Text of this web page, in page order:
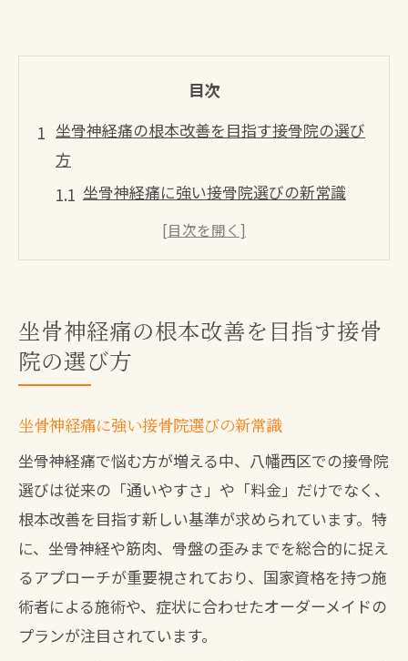
目次
坐骨神経痛の根本改善を目指す接骨院の選び
方
坐骨神経痛に強い接骨院選びの新常識
八幡西区で接骨院を比較する際の注目点
接骨院の国家資格スタッフがいる安心感
根本改善へ導く接骨院の施術内容とは
安心して通える八幡西区の接骨院特徴解説
八幡西区接骨院の安心できる雰囲気とは
女性が通いやすい接骨院の特徴を解説
接骨院の衛生管理やプライバシー配慮
専門スタッフによる丁寧な施術体験談
口コミ高評価の接骨院が信頼される理由
再発を防ぐための接骨院アフターケアとは
接骨院で受けられる再発予防アフターケ
ア
坐骨神経痛の生活指導を重視する理由
坐骨神経痛の根本改善を目指す接骨
院の選び方
坐骨神経痛に強い接骨院選びの新常識
坐骨神経痛で悩む方が増える中、八幡西区での接骨院
選びは従来の「通いやすさ」や「料金」だけでなく、
根本改善を目指す新しい基準が求められています。特
に、坐骨神経や筋肉、骨盤の歪みまでを総合的に捉え
るアプローチが重要視されており、国家資格を持つ施
術者による施術や、症状に合わせたオーダーメイドの
プランが注目されています。